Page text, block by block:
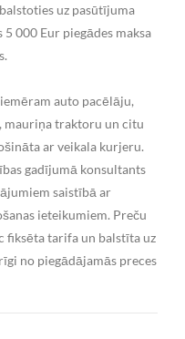
uz pasūtījuma
000 Eur piegādes maksa
auto pacēlāju,
mauriņa traktoru un citu
ar veikala kurjeru.
gadījumā konsultants
saistībā ar
ieteikumiem. Preču
fiksēta tarifa un balstīta uz
no piegādājamās preces